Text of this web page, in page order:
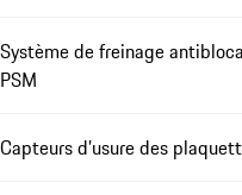
Système de freinage
PSM
Capteurs d’usure des